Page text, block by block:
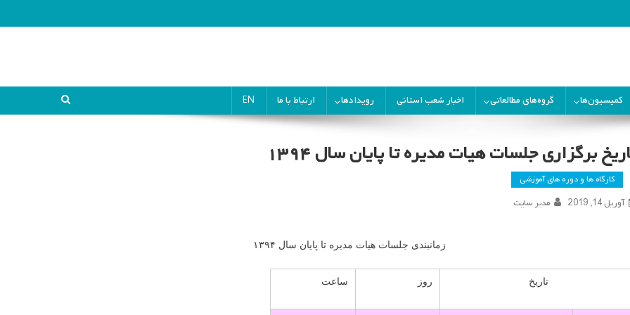
کمیسیون‌ها گروه‌های مطالعاتی اخبار شعب استانی رویدادها ارتباط با ما EN
برگزاری جلسات هیات مدیره تا پایان سال ۱۳۹۴
کارگاه ها و دوره های آموزشی
آوریل 14, 2019 مدیر سایت
زمانبندی جلسات هیات مدیره تا پایان سال ۱۳۹۴
تاریخ روز ساعت